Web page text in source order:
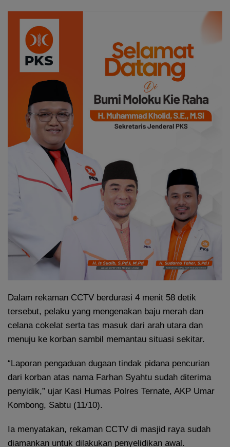
Dalam rekaman CCTV berdurasi 4 menit 58 detik
tersebut, pelaku yang mengenakan baju merah dan
celana cokelat serta tas masuk dari arah utara dan
menuju ke korban sambil memantau situasi sekitar.
“Laporan pengaduan dugaan tindak pidana pencurian
dari korban atas nama Farhan Syahtu sudah diterima
penyidik,” ujar Kasi Humas Polres Ternate, AKP Umar
Kombong, Sabtu (11/10).
Ia menyatakan, rekaman CCTV di masjid raya sudah
diamankan untuk dilakukan penyelidikan awal.